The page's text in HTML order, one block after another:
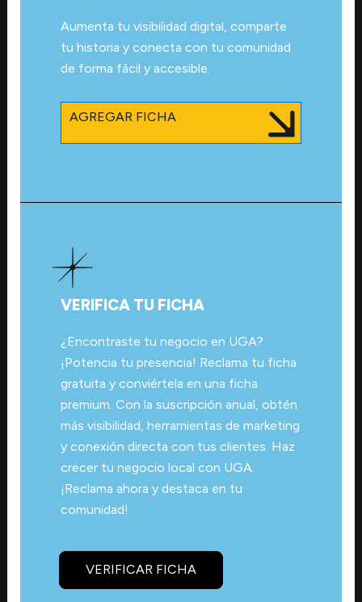
Aumenta tu visibilidad digital, comparte
tu historia y conecta con tu comunidad
de forma fácil y accesible.
AGREGAR FICHA
VERIFICA TU FICHA
¿Encontraste tu negocio en UGA?
¡Potencia tu presencia! Reclama tu ficha
gratuita y conviértela en una ficha
premium. Con la suscripción anual, obtén
más visibilidad, herramientas de marketing
y conexión directa con tus clientes. Haz
crecer tu negocio local con UGA.
¡Reclama ahora y destaca en tu
comunidad!
VERIFICAR FICHA